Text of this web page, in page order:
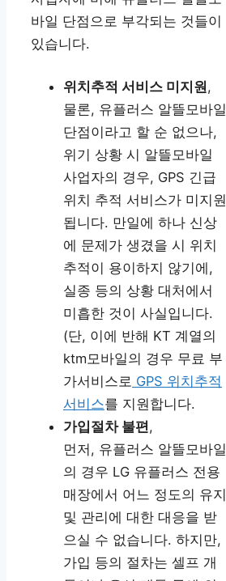
바일 단점으로 부각되는 것들이
있습니다.
위치추적 서비스 미지원,
물론, 유플러스 알뜰모바일
단점이라고 할 순 없으나,
위기 상황 시 알뜰모바일
사업자의 경우, GPS 긴급
위치 추적 서비스가 미지원
됩니다. 만일에 하나 신상
에 문제가 생겼을 시 위치
추적이 용이하지 않기에,
실종 등의 상황 대처에서
미흡한 것이 사실입니다.
(단, 이에 반해 KT 계열의
ktm모바일의 경우 무료 부
가서비스로 GPS 위치추적
서비스를 지원합니다.
가입절차 불편,
먼저, 유플러스 알뜰모바일
의 경우 LG 유플러스 전용
매장에서 어느 정도의 유지
및 관리에 대한 대응을 받
으실 수 없습니다. 하지만,
가입 등의 절차는 셀프 개